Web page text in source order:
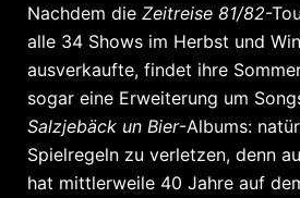
Nachdem die Zeitreise 81/82-
alle 34 Shows im Herbst und
ausverkaufte, findet ihre
sogar eine Erweiterung um
Salzjebäck un Bier-Albums:
Spielregeln zu verletzen, denn
hat mittlerweile 40 Jahre auf